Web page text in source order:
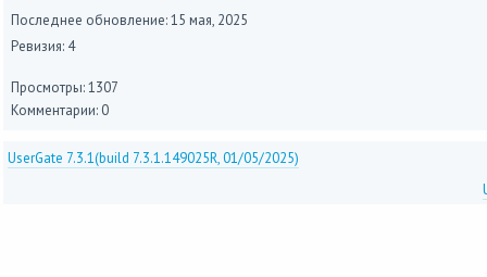
Последнее обновление:15 мая, 2025
Ревизия: 4
Просмотры: 1307
Комментарии: 0
UserGate 7.3.1(build 7.3.1.149025R, 01/05/2025)